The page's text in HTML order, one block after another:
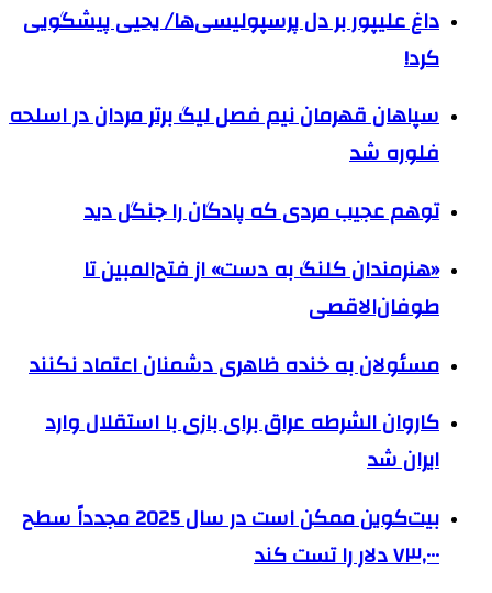
داغ علیپور بر دل پرسپولیسی‌ها/ یحیی پیشگویی
کرد!
سپاهان قهرمان نیم فصل لیگ برتر مردان در اسلحه
فلوره شد
توهم عجیب مردی که پادگان را جنگل دید
«هنرمندان کلنگ به دست» از فتح‌المبین تا
طوفان‌الاقصی
مسئولان به خنده ظاهری دشمنان اعتماد نکنند
کاروان الشرطه عراق برای بازی با استقلال وارد
ایران شد
بیت‌کوین ممکن است در سال 2025 مجدداً سطح
۷۳,۰۰۰ دلار را تست کند